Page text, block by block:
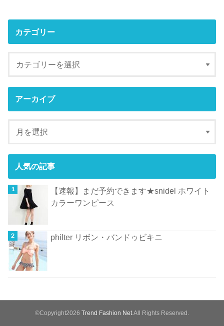
カテゴリー
アーカイブ
人気の記事
【速報】まだ予約できます★snidel ホワイト
カラーワンピース
philter リボン・バンドゥビキニ
©Copyright2026 Trend Fashion Net.All Rights Reserved.